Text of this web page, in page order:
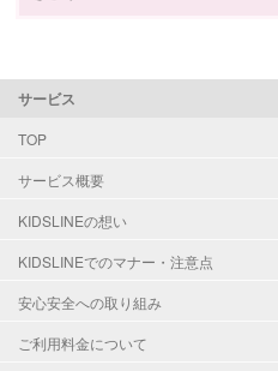
サービス
TOP
サービス概要
KIDSLINEの想い
KIDSLINEでのマナー・注意点
安心安全への取り組み
ご利用料金について